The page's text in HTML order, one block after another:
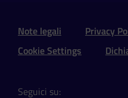
Sezione
Note legali Privacy
Cookie Settings
Seguici su: